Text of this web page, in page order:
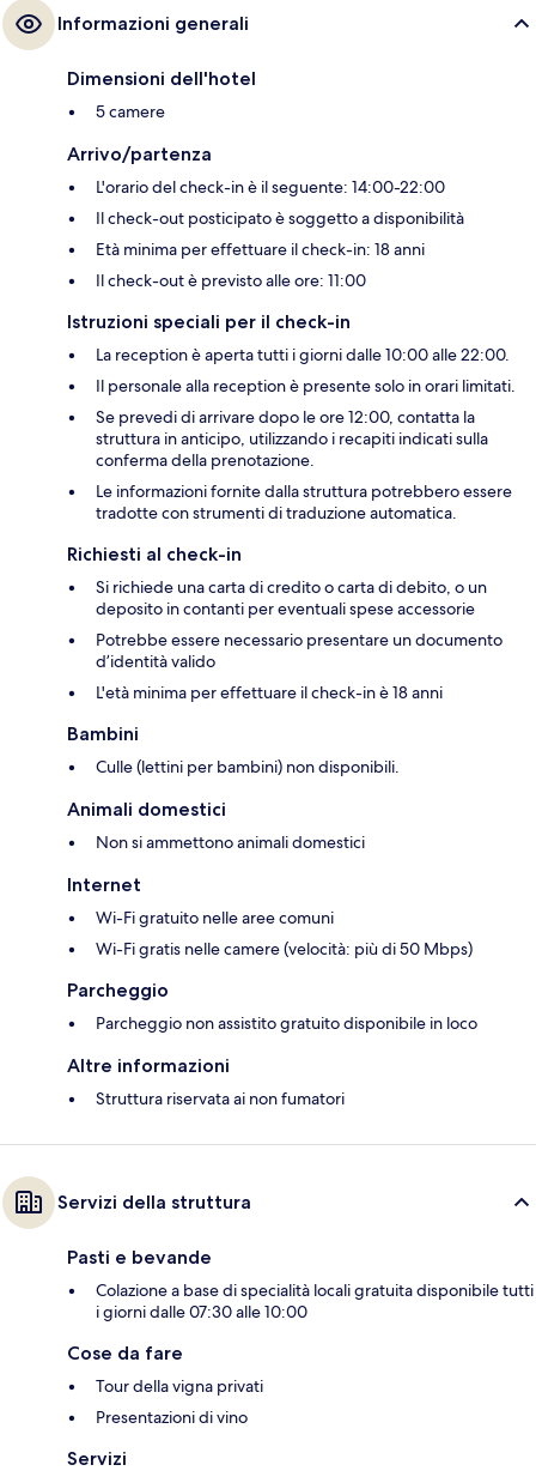
Informazioni generali
Dimensioni dell'hotel
5 camere
Arrivo/partenza
L'orario del check-in è il seguente: 14:00-22:00
Il check-out posticipato è soggetto a disponibilità
Età minima per effettuare il check-in: 18 anni
Il check-out è previsto alle ore: 11:00
Istruzioni speciali per il check-in
La reception è aperta tutti i giorni dalle 10:00 alle 22:00.
Il personale alla reception è presente solo in orari limitati.
Se prevedi di arrivare dopo le ore 12:00, contatta la
struttura in anticipo, utilizzando i recapiti indicati sulla
conferma della prenotazione.
Le informazioni fornite dalla struttura potrebbero essere
tradotte con strumenti di traduzione automatica.
Richiesti al check-in
Si richiede una carta di credito o carta di debito, o un
deposito in contanti per eventuali spese accessorie
Potrebbe essere necessario presentare un documento
d’identità valido
L'età minima per effettuare il check-in è 18 anni
Bambini
Culle (lettini per bambini) non disponibili.
Animali domestici
Non si ammettono animali domestici
Internet
Wi-Fi gratuito nelle aree comuni
Wi-Fi gratis nelle camere (velocità: più di 50 Mbps)
Parcheggio
Parcheggio non assistito gratuito disponibile in loco
Altre informazioni
Struttura riservata ai non fumatori
Servizi della struttura
Pasti e bevande
Colazione a base di specialità locali gratuita disponibile tutti
i giorni dalle 07:30 alle 10:00
Cose da fare
Tour della vigna privati
Presentazioni di vino
Servizi